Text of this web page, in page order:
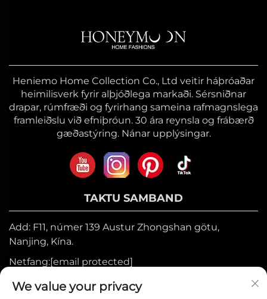
Heniemo Home Collection Co., Ltd veitir háþróaðar
heimilisverk fyrir alþjóðlega markaði. Sérsniðnar
drapar, rúmfræði og fyrirhang sameina rafmagnslega
framleiðslu við efniþróun. 30 ára reynsla og frábærð
gæðastýring. Nánar upplýsingar.
TAKTU SAMBAND
Add: F11, númer 139 Austur Zhongshan götu,
Nanjing, Kína.
Netfang:[email protected]
Farsími:+86-17327710449
We value your privacy